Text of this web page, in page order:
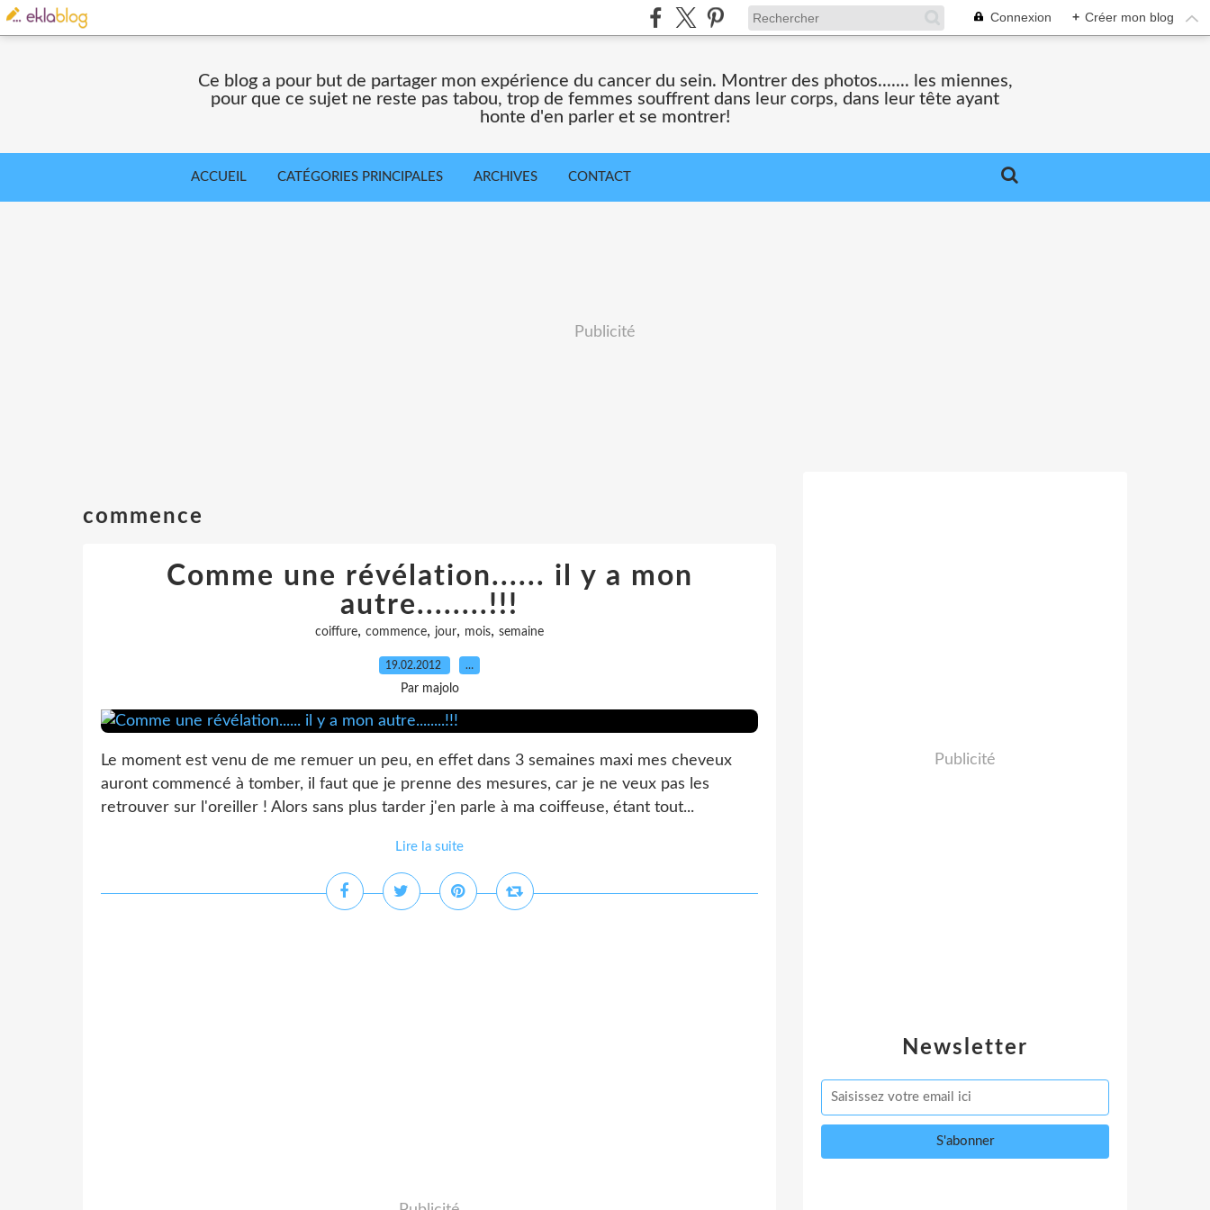
Connexion + Créer mon blog
Ce blog a pour but de partager mon expérience du cancer du sein. Montrer des photos....... les miennes,
pour que ce sujet ne reste pas tabou, trop de femmes souffrent dans leur corps, dans leur tête ayant
honte d'en parler et se montrer!
ACCUEIL CATÉGORIES PRINCIPALES ARCHIVES CONTACT
Publicité
commence
Comme une révélation...... il y a mon
autre........!!!
coiffure, commence, jour, mois, semaine
19.02.2012 …
Par majolo
Le moment est venu de me remuer un peu, en effet dans 3 semaines maxi mes cheveux
auront commencé à tomber, il faut que je prenne des mesures, car je ne veux pas les
retrouver sur l'oreiller ! Alors sans plus tarder j'en parle à ma coiffeuse, étant tout...
Lire la suite
Newsletter
Publicité